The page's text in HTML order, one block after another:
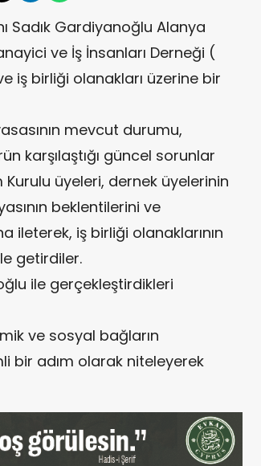
Sadık Gardiyanoğlu Alanya
ve İş İnsanları Derneği (
iş birliği olanakları üzerine bir
mevcut durumu,
karşılaştığı güncel sorunlar
Kurulu üyeleri, dernek üyelerinin
beklentilerini ve
ileterek, iş birliği olanaklarının
getirdiler.
ile gerçekleştirdikleri
ve sosyal bağların
bir adım olarak niteleyerek